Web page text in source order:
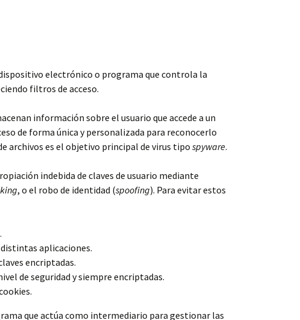
electrónico o programa que controla la
filtros de acceso.
información sobre el usuario que accede a un
de forma única y personalizada para reconocerlo
archivos es el objetivo principal de virus tipo spyware.
indebida de claves de usuario mediante
, o el robo de identidad (spoofing). Para evitar estos
aplicaciones.
encriptadas.
de seguridad y siempre encriptadas.
que actúa como intermediario para gestionar las